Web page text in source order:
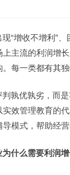
现“增收不增利”
上主流的利润增
每一类都有其
判孰优孰劣，而
实效管理教育的
导模式，帮助经
什么需要利润增